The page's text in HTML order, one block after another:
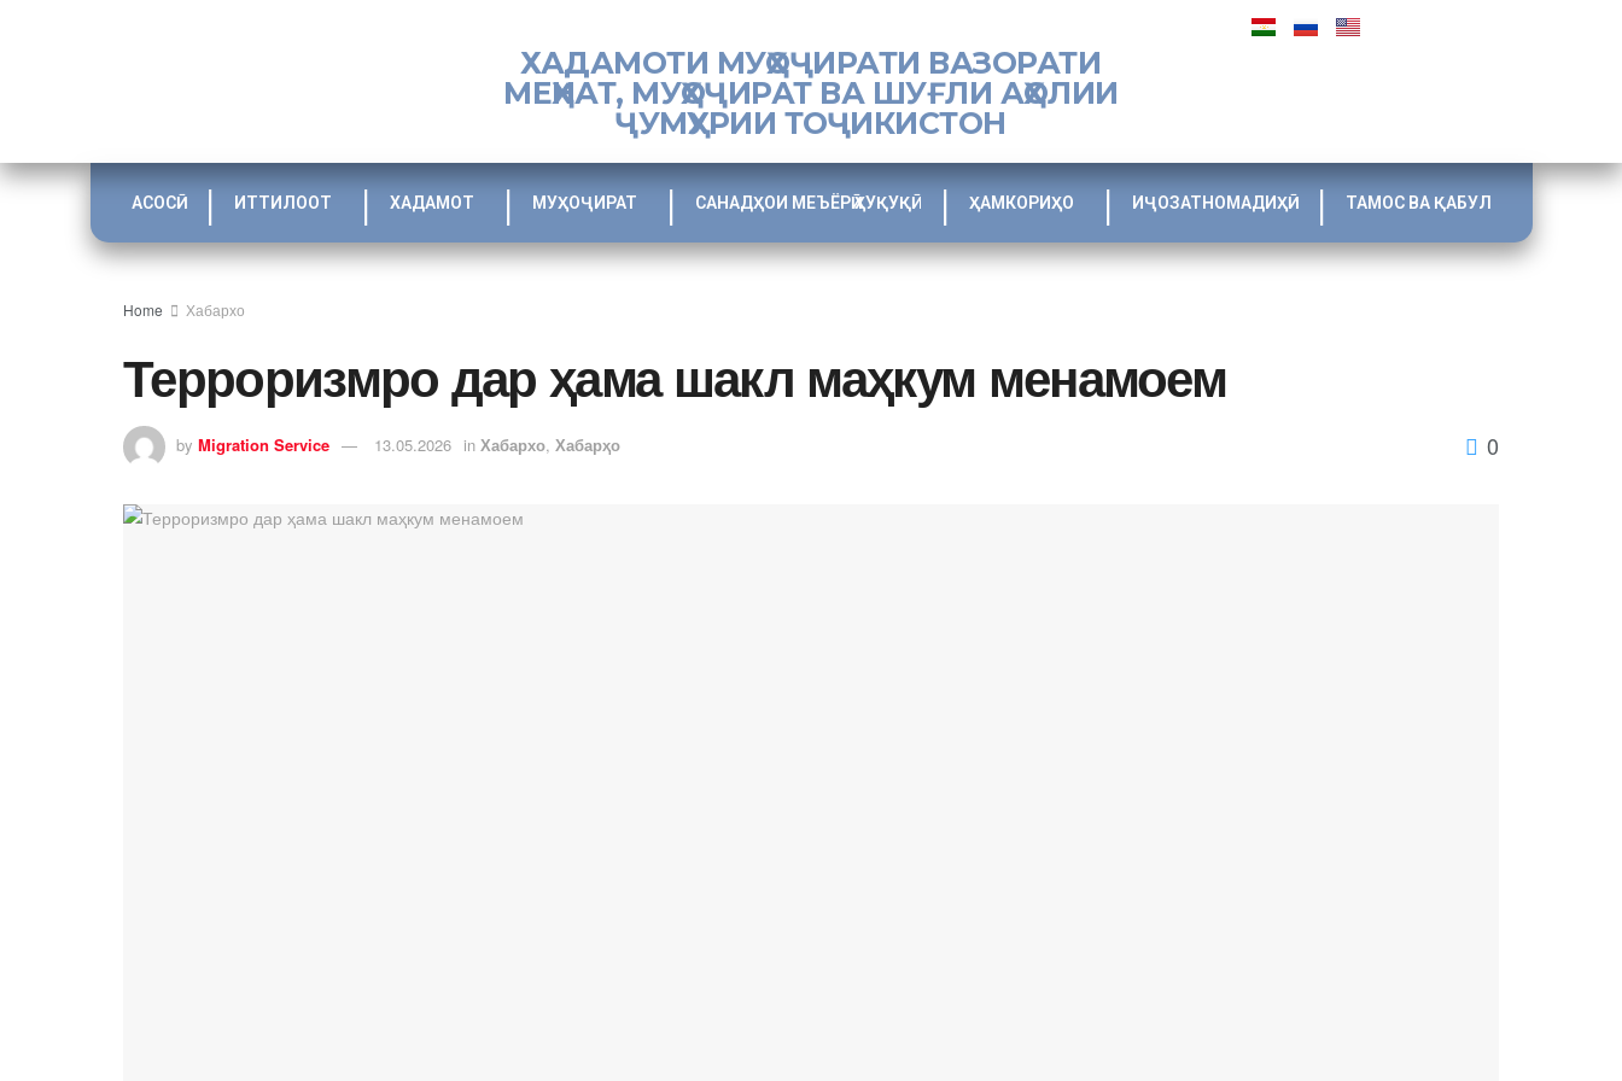
ХАДАМОТИ МУҲОҶИРАТИ ВАЗОРАТИ
МЕҲНАТ, МУҲОҶИРАТ ВА ШУҒЛИ АҲОЛИИ
ҶУМҲУРИИ ТОҶИКИСТОН
АСОСӢ ИТТИЛООТ ХАДАМОТ МУҲОҶИРАТ САНАДҲОИ МЕЪЁРӢ ҲУҚУҚӢ ҲАМКОРИҲО ИҶОЗАТНОМАДИҲӢ ТАМОС ВА ҚАБУЛ
Home Хабархо
Терроризмро дар ҳама шакл маҳкум менамоем
by Migration Service 13.05.2026 in Хабархо, Хабарҳо 0